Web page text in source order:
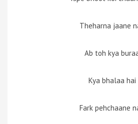
Theharna jaane
Ab toh kya
Kya bhalaa hai
Fark pehchaane